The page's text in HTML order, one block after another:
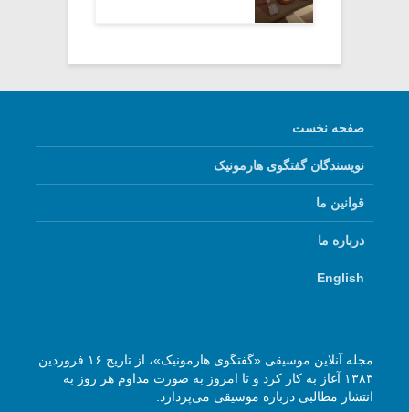
صفحه نخست
نویسندگان گفتگوی هارمونیک
قوانین ما
درباره ما
English
مجله آنلاین موسیقی «گفتگوی هارمونیک»، از تاریخ ۱۶ فروردین
۱۳۸۳ آغاز به کار کرد و تا امروز به صورت مداوم هر روز به
انتشار مطالبی درباره موسیقی می‌پردازد.